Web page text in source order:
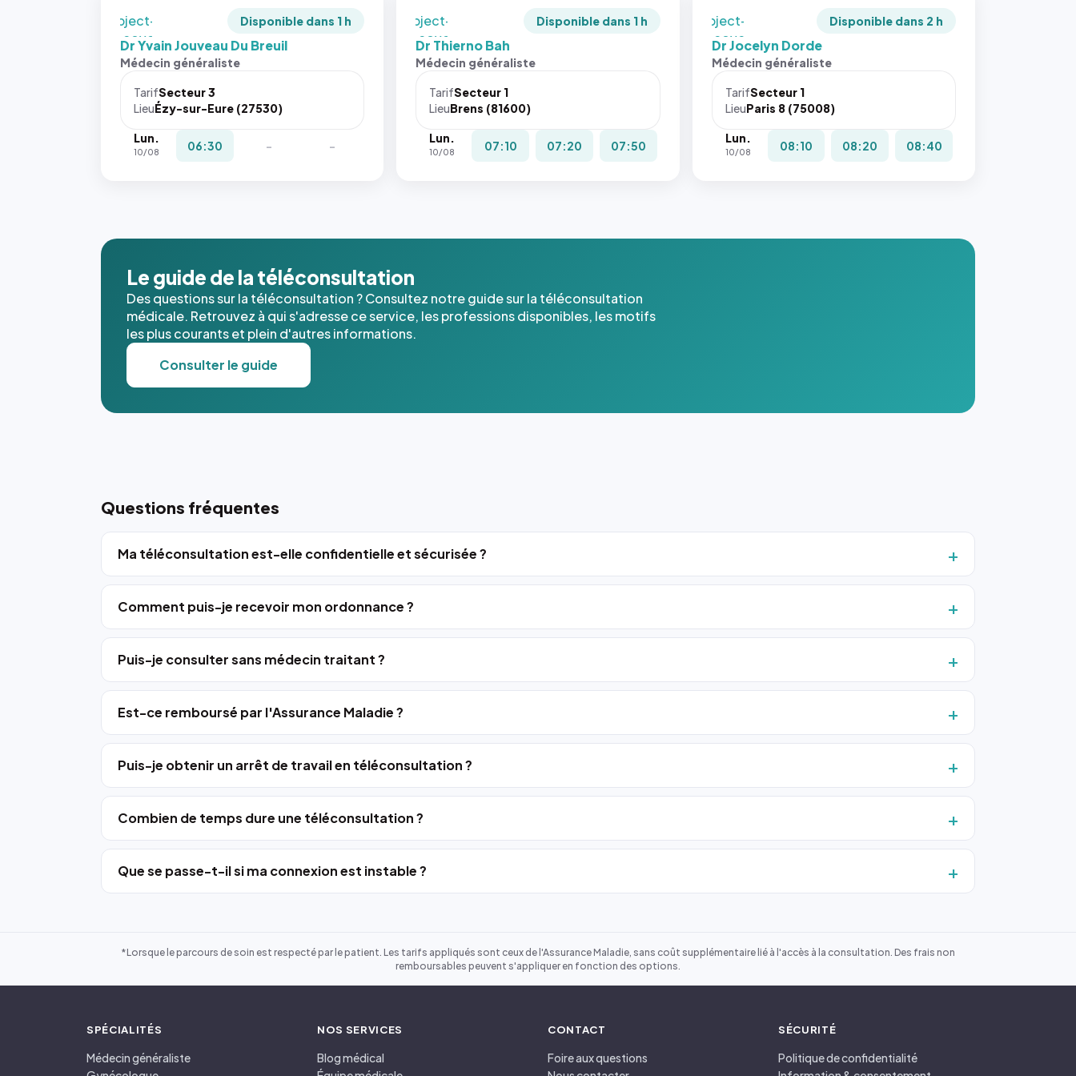
`object-
fit: cover`.
Sans ces
navigateur
pas la
place, et
l'annuaire
dans ce
cas. #}
Disponible dans 1 h
Dr Yvain Jouveau Du Breuil
Médecin généraliste
TarifSecteur 3
LieuÉzy-sur-Eure (27530)
Lun.
10/08 06:30 - -
`object-
fit: cover`.
Sans ces
navigateur
pas la
place, et
cas. #}
Disponible dans 1 h
Dr Thierno Bah
Médecin généraliste
TarifSecteur 1
LieuBrens (81600)
Lun.
10/08 07:10 07:20 07:50
`object-
fit: cover`.
Sans ces
navigateur
pas la
place, et
Disponible dans 2 h
Dr Jocelyn Dorde
Médecin généraliste
TarifSecteur 1
LieuParis 8 (75008)
Lun.
10/08 08:10 08:20 08:40
Le guide de la téléconsultation
Des questions sur la téléconsultation ? Consultez notre guide sur la téléconsultation
médicale. Retrouvez à qui s'adresse ce service, les professions disponibles, les motifs
les plus courants et plein d'autres informations.
Consulter le guide
Questions fréquentes
Ma téléconsultation est-elle confidentielle et sécurisée ?
Comment puis-je recevoir mon ordonnance ?
Puis-je consulter sans médecin traitant ?
Est-ce remboursé par l'Assurance Maladie ?
Puis-je obtenir un arrêt de travail en téléconsultation ?
Combien de temps dure une téléconsultation ?
Que se passe-t-il si ma connexion est instable ?
*Lorsque le parcours de soin est respecté par le patient. Les tarifs appliqués sont ceux de l'Assurance Maladie, sans coût supplémentaire lié à l'accès à la consultation. Des frais non
remboursables peuvent s'appliquer en fonction des options.
SPÉCIALITÉS
Médecin généraliste
NOS SERVICES
Blog médical
CONTACT
Foire aux questions
SÉCURITÉ
Politique de confidentialité